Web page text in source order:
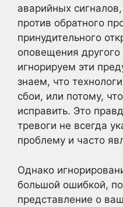
аварийных
против обратного
принудительного
оповещения
игнорируем эти
знаем, что
сбои, или потому,
исправить. Это
тревоги не всегда
проблему и часто
Однако
большой ошибкой,
представление о